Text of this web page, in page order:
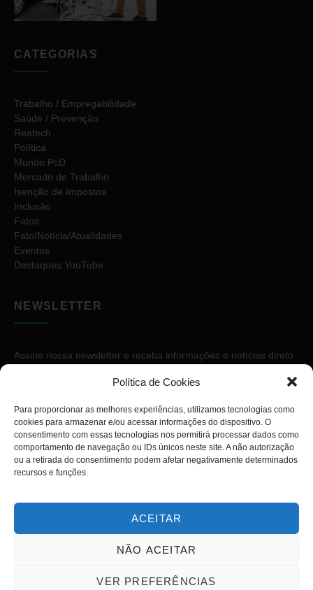
Política de Cookies
Para proporcionar as melhores experiências, utilizamos tecnologias como
cookies para armazenar e/ou acessar informações do dispositivo. O
consentimento com essas tecnologias nos permitirá processar dados como
comportamento de navegação ou IDs únicos neste site. A não autorização
ou a retirada do consentimento podem afetar negativamente determinados
recursos e funções.
ACEITAR
NÃO ACEITAR
VER PREFERÊNCIAS
CATEGORIAS
Trabalho / Empregabilidade
Saúde / Prevenção
Reatech
Política
Mundo PcD
Mercado de Trabalho
Isenção de Impostos
Inclusão
Fatos
Fato/Notícia/Atualidades
Eventos
Destaques YouTube
NEWSLETTER
Assine nossa newsletter e receba informações e notícias direto
Copyright © 2026. Diário PcD. Todos os direitos reservados.